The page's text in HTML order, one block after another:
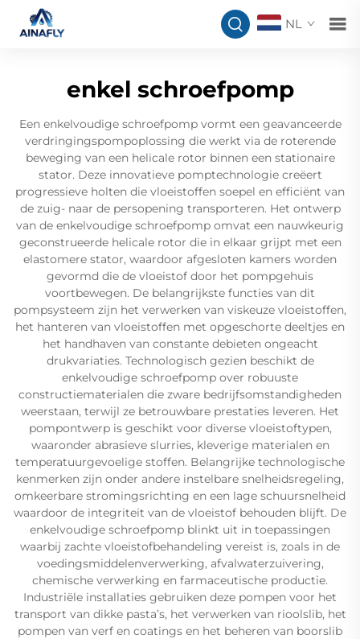
NL
enkel schroefpomp
Een enkelvoudige schroefpomp vormt een geavanceerde
verdringingspompoplossing die werkt via de roterende
beweging van een helicale rotor binnen een stationaire
stator. Deze innovatieve pomptechnologie creëert
progressieve holten die vloeistoffen soepel en efficiënt van
de zuig- naar de persopening transporteren. Het ontwerp
van de enkelvoudige schroefpomp omvat een nauwkeurig
geconstrueerde helicale rotor die in elkaar grijpt met een
elastomere stator, waardoor afgesloten kamers worden
gevormd die de vloeistof door het pompgehuis
voortbewegen. De belangrijkste functies van dit
pompsysteem zijn het verwerken van viskeuze vloeistoffen,
het hanteren van vloeistoffen met opgeschorte deeltjes en
het handhaven van constante debieten ongeacht
drukvariaties. Technologisch gezien beschikt de
enkelvoudige schroefpomp over robuuste
constructiematerialen die zware bedrijfsomstandigheden
weerstaan, terwijl ze betrouwbare prestaties leveren. Het
pompontwerp is geschikt voor diverse vloeistoftypen,
waaronder abrasieve slurries, kleverige materialen en
temperatuurgevoelige stoffen. Belangrijke technologische
kenmerken zijn onder andere instelbare snelheidsregeling,
omkeerbare stromingsrichting en een lage schuursnelheid
waardoor de integriteit van de vloeistof behouden blijft. De
enkelvoudige schroefpomp blinkt uit in toepassingen
waarbij zachte vloeistofbehandeling vereist is, zoals in de
voedingsmiddelenverwerking, afvalwaterzuivering,
chemische verwerking en farmaceutische productie.
Industriële installaties gebruiken deze pompen voor het
transport van dikke pasta’s, het verwerken van rioolslib, het
pompen van verf en coatings en het beheren van boorslib